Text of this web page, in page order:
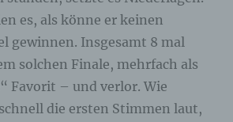
es, als könne er keinen
gewinnen. Insgesamt 8 mal
solchen Finale, mehrfach als
Favorit – und verlor. Wie
die ersten Stimmen laut,